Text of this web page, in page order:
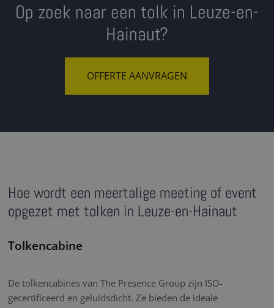
Op zoek naar een tolk in Leuze-en-
Hainaut?
OFFERTE AANVRAGEN
Hoe wordt een meertalige meeting of event
opgezet met tolken in Leuze-en-Hainaut
Tolkencabine
De tolkencabines van The Presence Group zijn ISO-
gecertificeerd en geluidsdicht. Ze bieden de ideale